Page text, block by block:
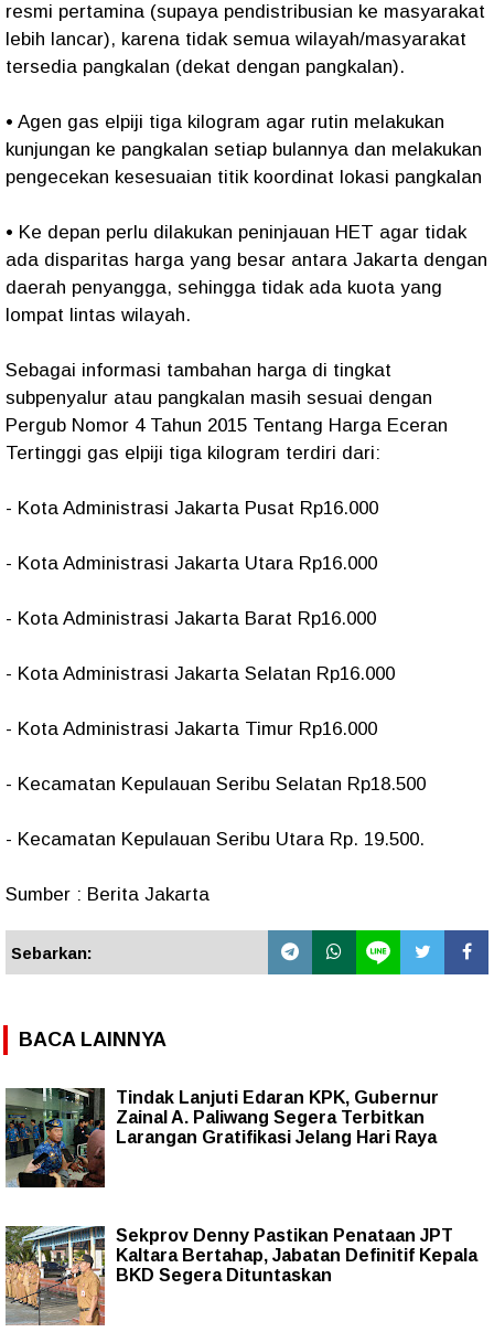
resmi pertamina (supaya pendistribusian ke masyarakat
lebih lancar), karena tidak semua wilayah/masyarakat
tersedia pangkalan (dekat dengan pangkalan).
• Agen gas elpiji tiga kilogram agar rutin melakukan
kunjungan ke pangkalan setiap bulannya dan melakukan
pengecekan kesesuaian titik koordinat lokasi pangkalan
• Ke depan perlu dilakukan peninjauan HET agar tidak
ada disparitas harga yang besar antara Jakarta dengan
daerah penyangga, sehingga tidak ada kuota yang
lompat lintas wilayah.
Sebagai informasi tambahan harga di tingkat
subpenyalur atau pangkalan masih sesuai dengan
Pergub Nomor 4 Tahun 2015 Tentang Harga Eceran
Tertinggi gas elpiji tiga kilogram terdiri dari:
- Kota Administrasi Jakarta Pusat Rp16.000
- Kota Administrasi Jakarta Utara Rp16.000
- Kota Administrasi Jakarta Barat Rp16.000
- Kota Administrasi Jakarta Selatan Rp16.000
- Kota Administrasi Jakarta Timur Rp16.000
- Kecamatan Kepulauan Seribu Selatan Rp18.500
- Kecamatan Kepulauan Seribu Utara Rp. 19.500.
Sumber : Berita Jakarta
Sebarkan:
BACA LAINNYA
Tindak Lanjuti Edaran KPK, Gubernur
Zainal A. Paliwang Segera Terbitkan
Larangan Gratifikasi Jelang Hari Raya
Sekprov Denny Pastikan Penataan JPT
Kaltara Bertahap, Jabatan Definitif Kepala
BKD Segera Dituntaskan